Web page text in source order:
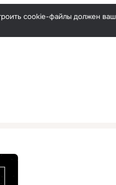
Русский
cookie-файлы должен ваш